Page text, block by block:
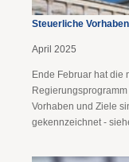
Steuerliche
April 2025
Ende Februar hat die
Vorhaben und Ziele
gekennzeichnet -